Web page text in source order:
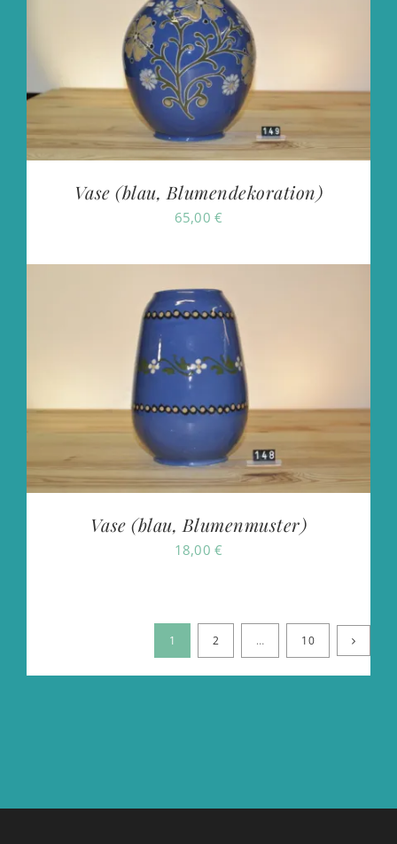
Vase (blau, Blumendekoration)
65,00€
Vase (blau, Blumenmuster)
18,00€
1 2 … 10